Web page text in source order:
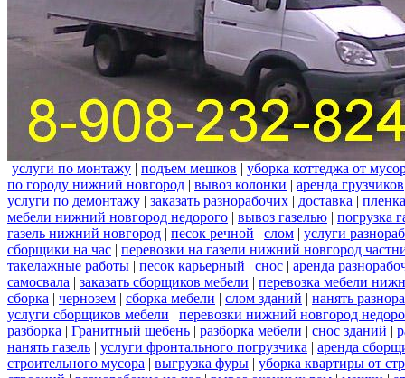
услуги по монтажу | подъем мешков | уборка коттеджа от
по городу нижний новгород | вывоз колонки | аренда грузчиков
услуги по демонтажу | заказать разнорабочих | доставка | пленка
мебели нижний новгород недорого | вывоз газелью | погрузка
газель нижний новгород | песок речной | слом | услуги
сборщики на час | перевозки на газели нижний новгород
такелажные работы | песок карьерный | снос | аренда
самосвала | заказать сборщиков мебели | перевозка мебели
сборка | чернозем | сборка мебели | слом зданий | нанять
услуги сборщиков мебели | перевозки нижний новгород
разборка | Гранитный щебень | разборка мебели | снос зданий |
нанять газель | услуги фронтального погрузчика | аренда
строительного мусора | выгрузка фуры | уборка квартиры от